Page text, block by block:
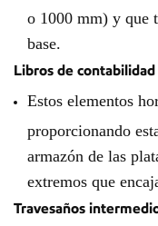
o 1000 mm) y que
base.
Libros de
Estos elementos
proporcionando
armazón de las
extremos que
Travesaños